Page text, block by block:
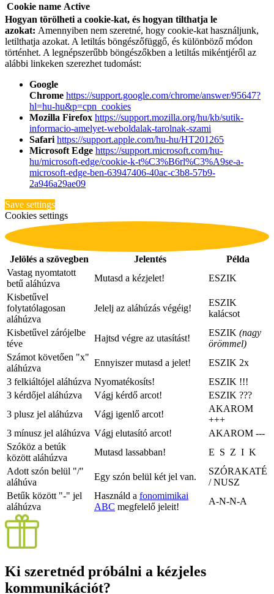
Cookie name Active
Hogyan törölheti a cookie-kat, és hogyan tilthatja le
azokat: Amennyiben nem szeretné, hogy cookie-kat használjunk,
letilthatja azokat. A letiltás böngészőfüggő, és különböző módon
történhet. A legnépszerűbb böngészőkben a letiltás mikéntjéről az
alábbi linkeken szerezhet tudomást:
Google
Chrome https://support.google.com/chrome/answer/95647?
hl=hu-hu&p=cpn_cookies
Mozilla Firefox https://support.mozilla.org/hu/kb/sutik-
informacio-amelyet-weboldalak-tarolnak-szami
Safari https://support.apple.com/hu-hu/HT201265
Microsoft Edge https://support.microsoft.com/hu-
hu/microsoft-edge/cookie-k-t%C3%B6rl%C3%A9se-a-
microsoft-edge-ben-63947406-40ac-c3b8-57b9-
2a946a29ae09
Save settings
Cookies settings
Jelölés a szövegben Jelentés
Példa
Vastag nyomtatott
betű aláhúzva
Mutasd a kézjelet!
ESZIK
Kisbetűvel
folytatólagosan
aláhúzva
Jelelj az aláhúzás végéig!
ESZIK
kalácsot
Kisbetűvel zárójelbe
téve
Hajtsd végre az utasítást!
ESZIK (nagy
örömmel)
Számot követően "x"
aláhúzva
Ennyiszer mutasd a jelet! ESZIK 2x
3 felkiáltójel aláhúzva Nyomatékosíts! ESZIK !!!
3 kérdőjel aláhúzva
Vágj kérdő arcot! ESZIK ???
3 plusz jel aláhúzva
Vágj igenlő arcot!
AKAROM
+++
3 mínusz jel aláhúzva Vágj elutasító arcot! AKAROM ---
Szóköz a betúk
között aláhúzva
Mutasd lassabban!
E S Z I K
Adott szón belül "/"
aláhúva
Egy szón belül két jel van.
SZÓRAKATÉ
/ NUSZ
Betűk között "-" jel
aláhúzva
Használd a fonomimikai
ABC megfelelő jeleit!
A-N-N-A
Ki szeretnéd próbálni a kézjeles
kommunikációt?